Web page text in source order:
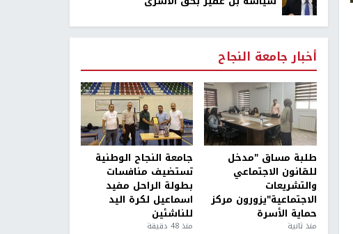
أخبار جامعة النجاح
طلبة مساق "مدخل
للقانون الاجتماعي
والتشريعات
الاجتماعية"يزورون مركز
حماية الأسرة
منذ ثانية
جامعة النجاح الوطنية
تستضيف منافسات
بطولة الراحل مفيد
اسماعيل لكرة اليد
للناشئين
منذ 48 دقيقة